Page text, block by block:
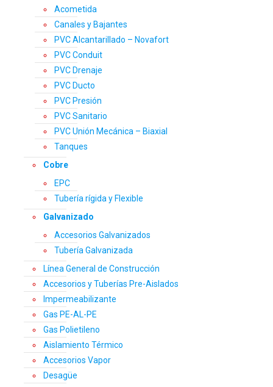
Acometida
Canales y Bajantes
PVC Alcantarillado – Novafort
PVC Conduit
PVC Drenaje
PVC Ducto
PVC Presión
PVC Sanitario
PVC Unión Mecánica – Biaxial
Tanques
Cobre
EPC
Tubería rígida y Flexible
Galvanizado
Accesorios Galvanizados
Tubería Galvanizada
Línea General de Construcción
Accesorios y Tuberías Pre-Aislados
Impermeabilizante
Gas PE-AL-PE
Gas Polietileno
Aislamiento Térmico
Accesorios Vapor
Desagüe